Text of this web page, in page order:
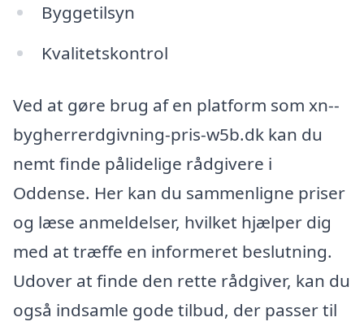
Byggetilsyn
Kvalitetskontrol
Ved at gøre brug af en platform som xn--
bygherrerdgivning-pris-w5b.dk kan du
nemt finde pålidelige rådgivere i
Oddense. Her kan du sammenligne priser
og læse anmeldelser, hvilket hjælper dig
med at træffe en informeret beslutning.
Udover at finde den rette rådgiver, kan du
også indsamle gode tilbud, der passer til